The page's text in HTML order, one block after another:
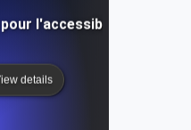
l'accessibilité
details